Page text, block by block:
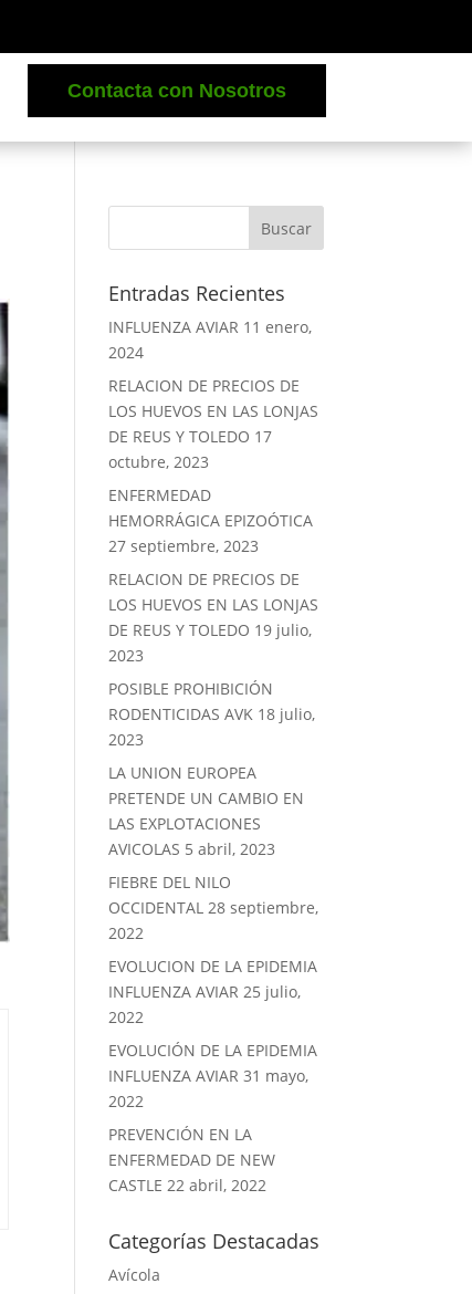
Contacta con Nosotros
Entradas Recientes
INFLUENZA AVIAR 11 enero,
2024
RELACION DE PRECIOS DE
LOS HUEVOS EN LAS LONJAS
DE REUS Y TOLEDO 17
octubre, 2023
ENFERMEDAD
HEMORRÁGICA EPIZOÓTICA
27 septiembre, 2023
RELACION DE PRECIOS DE
LOS HUEVOS EN LAS LONJAS
DE REUS Y TOLEDO 19 julio,
2023
POSIBLE PROHIBICIÓN
RODENTICIDAS AVK 18 julio,
2023
LA UNION EUROPEA
PRETENDE UN CAMBIO EN
LAS EXPLOTACIONES
AVICOLAS 5 abril, 2023
FIEBRE DEL NILO
OCCIDENTAL 28 septiembre,
2022
EVOLUCION DE LA EPIDEMIA
INFLUENZA AVIAR 25 julio,
2022
EVOLUCIÓN DE LA EPIDEMIA
INFLUENZA AVIAR 31 mayo,
2022
PREVENCIÓN EN LA
ENFERMEDAD DE NEW
CASTLE 22 abril, 2022
Categorías Destacadas
Avícola